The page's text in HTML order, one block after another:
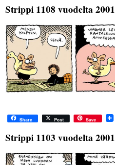
Strippi 1108 vuodelta 2001
Share Post Save
Strippi 1103 vuodelta 2001